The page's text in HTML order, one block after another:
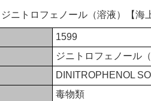
ニトロフェノール（溶液）【海
1599
ジニトロフェノール
DINITROPHENOL
毒物類